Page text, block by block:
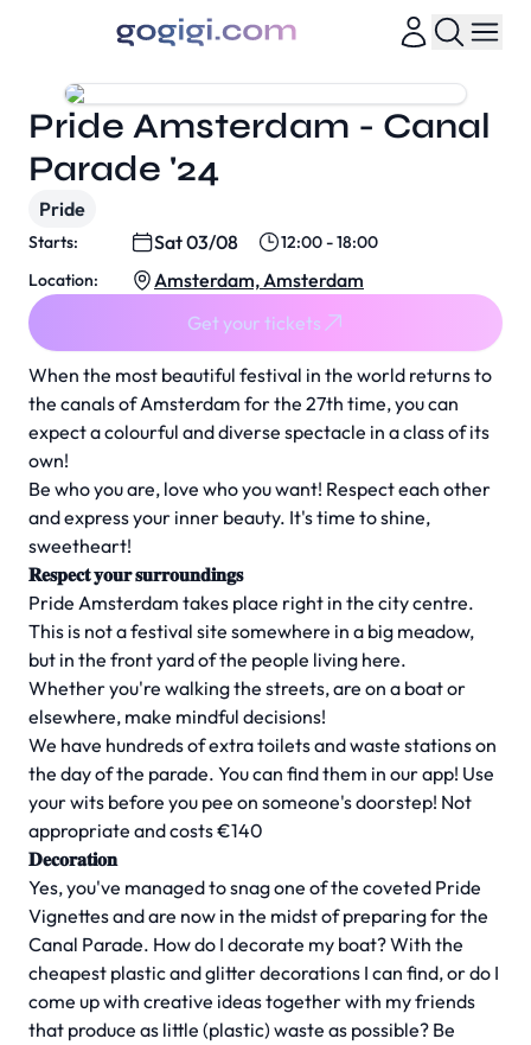
When the most beautiful festival in the world returns to
the canals of Amsterdam for the 27th time, you can
expect a colourful and diverse spectacle in a class of its
own!
Be who you are, love who you want! Respect each other
and express your inner beauty. It's time to shine,
sweetheart!
𝐑𝐞𝐬𝐩𝐞𝐜𝐭 𝐲𝐨𝐮𝐫 𝐬𝐮𝐫𝐫𝐨𝐮𝐧𝐝𝐢𝐧𝐠𝐬
Pride Amsterdam takes place right in the city centre.
This is not a festival site somewhere in a big meadow,
but in the front yard of the people living here.
Whether you're walking the streets, are on a boat or
elsewhere, make mindful decisions!
We have hundreds of extra toilets and waste stations on
the day of the parade. You can find them in our app! Use
your wits before you pee on someone's doorstep! Not
appropriate and costs €140
𝐃𝐞𝐜𝐨𝐫𝐚𝐭𝐢𝐨𝐧
Yes, you've managed to snag one of the coveted Pride
Vignettes and are now in the midst of preparing for the
Canal Parade. How do I decorate my boat? With the
cheapest plastic and glitter decorations I can find, or do I
come up with creative ideas together with my friends
that produce as little (plastic) waste as possible? Be
Pride Amsterdam - Canal
Parade '24
Pride
Starts: Sat 03/08
12:00 - 18:00
Location:
Amsterdam, Amsterdam
Get your tickets